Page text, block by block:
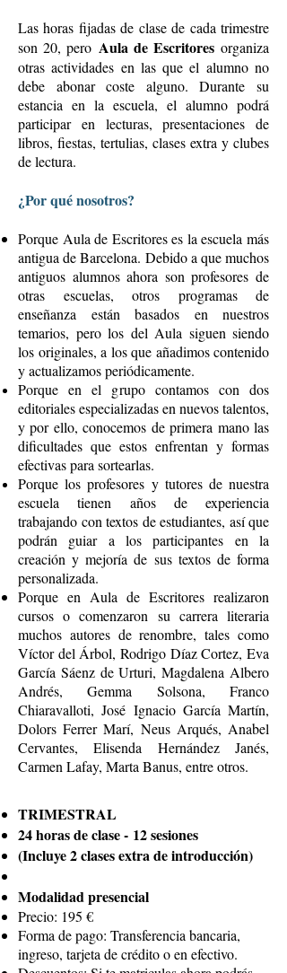
Las horas fijadas de clase de cada trimestre
son 20, pero Aula de Escritoresorganiza
otras actividades en las que el alumno no
debe abonar coste alguno. Durante su
estancia en la escuela, el alumno podrá
participar en lecturas, presentaciones de
libros, fiestas, tertulias, clases extra y clubes
de lectura.
¿Por qué nosotros?
Porque Aula de Escritores es la escuela más
antigua de Barcelona. Debido a que muchos
antiguos alumnos ahora son profesores de
otras escuelas, otros programas de
enseñanza están basados en nuestros
temarios, pero los del Aula siguen siendo
los originales, a los que añadimos contenido
y actualizamos periódicamente.
Porque en el grupo contamos con dos
editoriales especializadas en nuevos talentos,
y por ello, conocemos de primera mano las
dificultades que estos enfrentan y formas
efectivas para sortearlas.
Porque los profesores y tutores de nuestra
escuela tienen años de experiencia
trabajando con textos de estudiantes, así que
podrán guiar a los participantes en la
creación y mejoría de sus textos de forma
personalizada.
Porque en Aula de Escritores realizaron
cursos o comenzaron su carrera literaria
muchos autores de renombre, tales como
Víctor del Árbol, Rodrigo Díaz Cortez, Eva
García Sáenz de Urturi, Magdalena Albero
Andrés, Gemma Solsona, Franco
Chiaravalloti, José Ignacio García Martín,
Dolors Ferrer Marí, Neus Arqués, Anabel
Cervantes, Elisenda Hernández Janés,
Carmen Lafay, Marta Banus, entre otros.
TRIMESTRAL
24 horas de clase - 12 sesiones
(Incluye 2 clases extra de introducción)
Modalidad presencial
Precio: 195 €
Forma de pago: Transferencia bancaria,
ingreso, tarjeta de crédito o en efectivo.